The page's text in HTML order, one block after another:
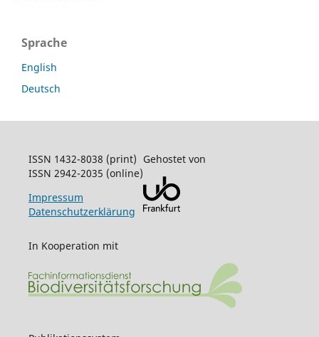
Sprache
English
Deutsch
ISSN 1432-8038 (print)
ISSN 2942-2035 (online)
Impressum
Datenschutzerklärung
Gehostet von
In Kooperation mit